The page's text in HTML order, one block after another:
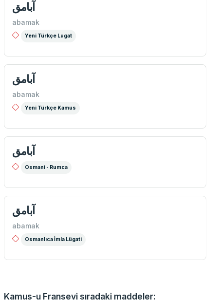
آبامق
abamak
Yeni Türkçe Lugat
آبامق
abamak
Yeni Türkçe Kamus
آبامق
Osmani - Rumca
آبامق
abamak
Osmanlıca İmla Lügati
Kamus-u Fransevi sıradaki maddeler: